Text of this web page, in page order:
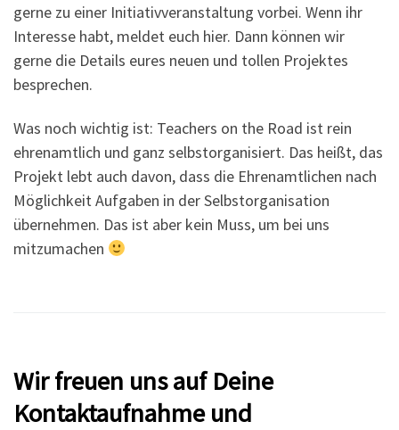
gerne zu einer Initiativveranstaltung vorbei. Wenn ihr
Interesse habt, meldet euch hier. Dann können wir
gerne die Details eures neuen und tollen Projektes
besprechen.
Was noch wichtig ist: Teachers on the Road ist rein
ehrenamtlich und ganz selbstorganisiert. Das heißt, das
Projekt lebt auch davon, dass die Ehrenamtlichen nach
Möglichkeit Aufgaben in der Selbstorganisation
übernehmen. Das ist aber kein Muss, um bei uns
mitzumachen
Wir freuen uns auf Deine
Kontaktaufnahme und